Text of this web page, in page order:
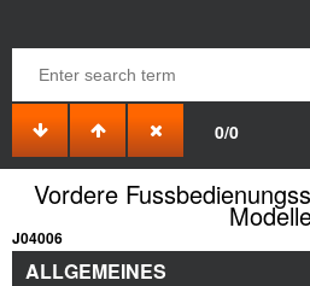
0/0
Vordere
J04006
ALLGEMEINES